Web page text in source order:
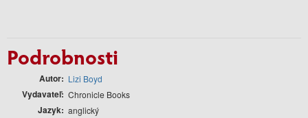
Podrobnosti
Autor Lizi Boyd
Vydavateľ Chronicle Books
Jazyk anglický